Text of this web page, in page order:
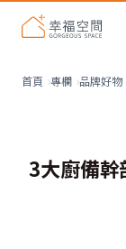
首頁 專欄 品牌好物
3大廚備幹